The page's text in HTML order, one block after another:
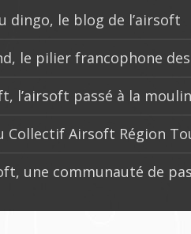
dingo, le blog de l’airsoft
le pilier francophone
l’airsoft passé à la
Collectif Airsoft Région
une communauté de